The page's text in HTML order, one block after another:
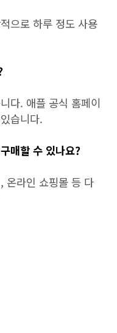
으로 하루 정도 사용
다. 애플 공식 홈페이
습니다.
매할 수 있나요?
온라인 쇼핑몰 등 다